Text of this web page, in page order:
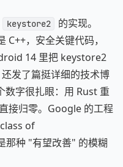
keystore2
的实现。
，安全关键代码，
14 里把 keystore2
发了篇挺详细的技术博
数字很扎眼：用 Rust 重
接归零。Google 的工程
of
种 "有望改善" 的模糊